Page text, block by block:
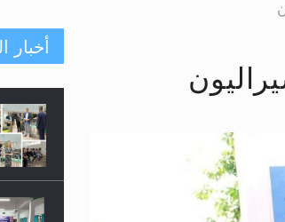
الله والمكتب العربي >> المزيد
اضغط هنا >> المزيد
أخبار